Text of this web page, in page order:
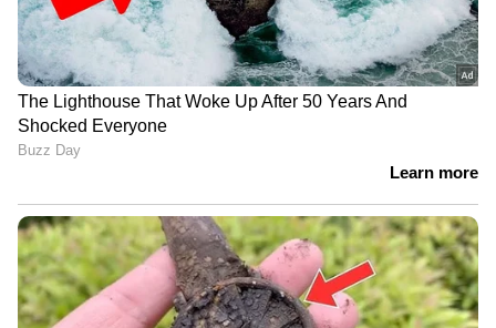
ഏപ്രിൽ 4- രാവിലെ 1,10, 680 രൂപ
ഏപ്രിൽ 6- രാവിലെ 1,09,360 രൂപ| വൈകീട്ട്
1,10,480 രൂപ